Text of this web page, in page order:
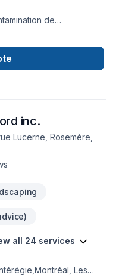
de
la Montérégie,
Rive-Nord et
dans d'autres régions
gratuitement pour
N'hésitez pas à
service possible!
inc.
Lucerne, Rosemère,
all 24 services
Les